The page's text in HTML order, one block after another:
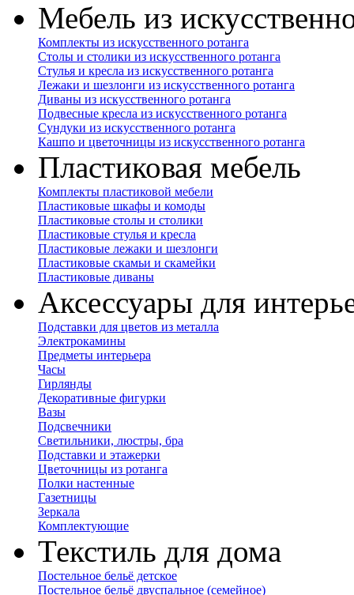
Мебель из
Комплекты из искусственного ротанга
Столы и столики из искусственного ротанга
Стулья и кресла из искусственного ротанга
Лежаки и шезлонги из искусственного ротанга
Диваны из искусственного ротанга
Подвесные кресла из искусственного ротанга
Сундуки из искусственного ротанга
Кашпо и цветочницы из искусственного ротанга
Пластиковая мебель
Комплекты пластиковой мебели
Пластиковые шкафы и комоды
Пластиковые столы и столики
Пластиковые стулья и кресла
Пластиковые лежаки и шезлонги
Пластиковые скамьи и скамейки
Пластиковые диваны
Аксессуары для
Подставки для цветов из металла
Электрокамины
Предметы интерьера
Часы
Гирлянды
Декоративные фигурки
Вазы
Подсвечники
Светильники, люстры, бра
Подставки и этажерки
Цветочницы из ротанга
Полки настенные
Газетницы
Зеркала
Комплектующие
Текстиль для дома
Постельное бельё детское
Постельное бельё двуспальное (семейное)